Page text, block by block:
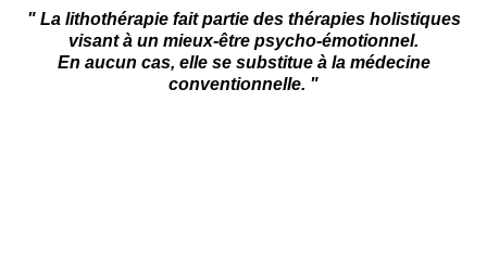
était :
59,00 €.
est :
48,00 €.
" La lithothérapie fait partie des thérapies holistiques
visant à un mieux-être psycho-émotionnel.
En aucun cas, elle se substitue à la médecine
conventionnelle. "